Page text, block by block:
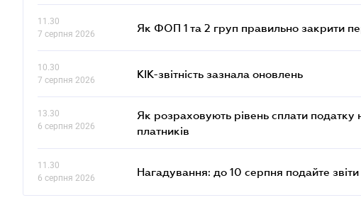
11.30
7 серпня 2026
Як ФОП 1 та 2 груп правильно закрити
10.30
7 серпня 2026
КІК-звітність зазнала оновлень
13.30
6 серпня 2026
Як розраховують рівень сплати
платників
11.30
6 серпня 2026
Нагадування: до 10 серпня подайте